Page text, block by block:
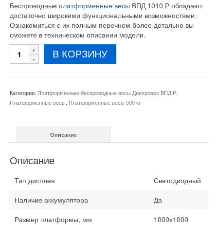
Беспроводные платформенные весы ВПД 1010 Р обладают
достаточно широкими функциональными возможностями.
Ознакомиться с их полным перечнем более детально вы
сможете в техническом описании модели.
Количество
товара
ВПД
Р
мм
кг
В КОРЗИНУ
Категории: Платформенные беспроводные весы Днепровес ВПД Р,
Платформенные весы, Платформенные весы 500 кг
Описание
Описание
Тип дисплея
Светодиодный
Наличие аккумулятора
Да
Размер платформы, мм
1000х1000